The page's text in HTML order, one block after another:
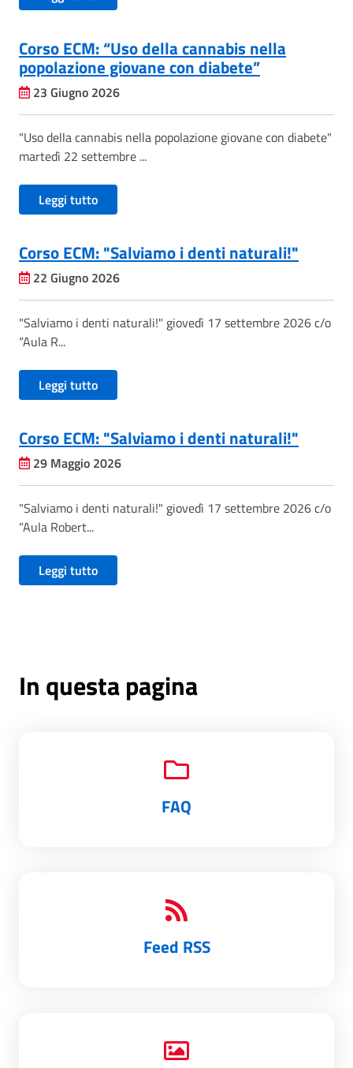
Corso ECM: “Uso della cannabis nella
popolazione giovane con diabete”
23 Giugno 2026
"Uso della cannabis nella popolazione giovane con diabete"
martedì 22 settembre ...
Leggi tutto
Corso ECM: "Salviamo i denti naturali!"
22 Giugno 2026
"Salviamo i denti naturali!" giovedì 17 settembre 2026 c/o
“Aula R...
Leggi tutto
Corso ECM: "Salviamo i denti naturali!"
29 Maggio 2026
"Salviamo i denti naturali!" giovedì 17 settembre 2026 c/o
“Aula Robert...
Leggi tutto
In questa pagina
FAQ
Feed RSS